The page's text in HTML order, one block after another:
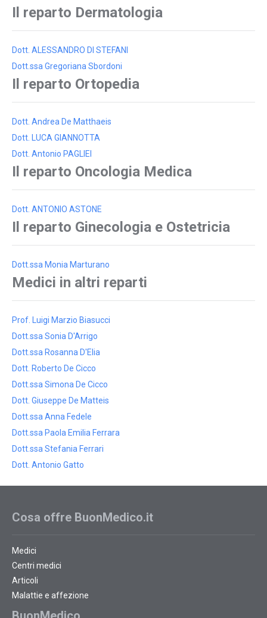
Il reparto Dermatologia
Dott. ALESSANDRO DI STEFANI
Dott.ssa Gregoriana Sbordoni
Il reparto Ortopedia
Dott. Andrea De Matthaeis
Dott. LUCA GIANNOTTA
Dott. Antonio PAGLIEI
Il reparto Oncologia Medica
Dott. ANTONIO ASTONE
Il reparto Ginecologia e Ostetricia
Dott.ssa Monia Marturano
Medici in altri reparti
Prof. Luigi Marzio Biasucci
Dott.ssa Sonia D'Arrigo
Dott.ssa Rosanna D'Elia
Dott. Roberto De Cicco
Dott.ssa Simona De Cicco
Dott. Giuseppe De Matteis
Dott.ssa Anna Fedele
Dott.ssa Paola Emilia Ferrara
Dott.ssa Stefania Ferrari
Dott. Antonio Gatto
Cosa offre BuonMedico.it
Medici
Centri medici
Articoli
Malattie e affezione